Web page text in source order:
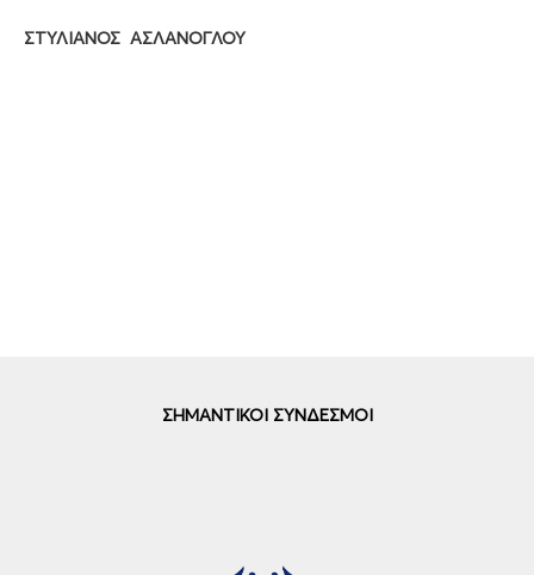
ΣΤΥΛΙΑΝΟΣ ΑΣΛΑΝΟΓΛΟΥ
ΣΗΜΑΝΤΙΚΟΙ ΣΥΝΔΕΣΜΟΙ